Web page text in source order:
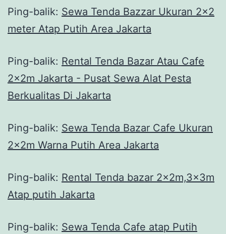
Ping-balik: Sewa Tenda Bazzar Ukuran 2x2
meter Atap Putih Area Jakarta
Ping-balik: Rental Tenda Bazar Atau Cafe
2x2m Jakarta - Pusat Sewa Alat Pesta
Berkualitas Di Jakarta
Ping-balik: Sewa Tenda Bazar Cafe Ukuran
2x2m Warna Putih Area Jakarta
Ping-balik: Rental Tenda bazar 2x2m,3x3m
Atap putih Jakarta
Ping-balik: Sewa Tenda Cafe atap Putih